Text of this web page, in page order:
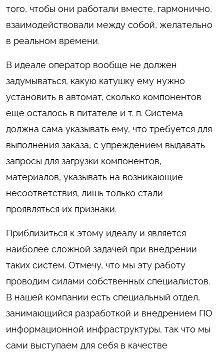
того, чтобы они работали вместе, гармонично,
взаимодействовали между собой, желательно
в реальном времени.
В идеале оператор вообще не должен
задумываться, какую катушку ему нужно
установить в автомат, сколько компонентов
еще осталось в питателе и т. п. Система
должна сама указывать ему, что требуется для
выполнения заказа, с упреждением выдавать
запросы для загрузки компонентов,
материалов, указывать на возникающие
несоответствия, лишь только стали
проявляться их признаки.
Приблизиться к этому идеалу и является
наиболее сложной задачей при внедрении
таких систем. Отмечу, что мы эту работу
проводим силами собственных специалистов.
В нашей компании есть специальный отдел,
занимающийся разработкой и внедрением ПО
информационной инфраструктуры, так что мы
сами выступаем для себя в качестве